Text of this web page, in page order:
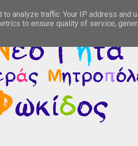
analyze traffic. Your IP address and
to ensure quality of service,